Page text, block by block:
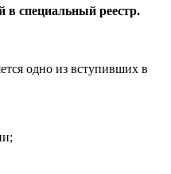
в специальный реестр.
одно из вступивших в